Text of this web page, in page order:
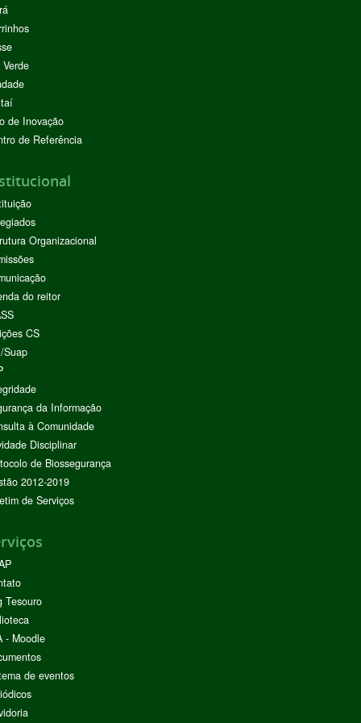
de Inovação
de Referência
Organizacional
do reitor
CS
Suap
da Informação
à Comunidade
Disciplinar
de Biossegurança
2012-2019
de Serviços
Tesouro
- Moodle
de eventos